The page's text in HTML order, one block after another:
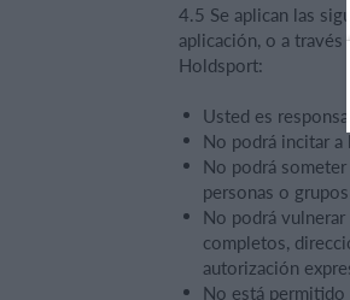
4.5 Se aplican las
aplicación, o a
Holdsport:
Usted es
No podrá incitar
No podrá
personas o
No podrá
completos,
autorización
No está